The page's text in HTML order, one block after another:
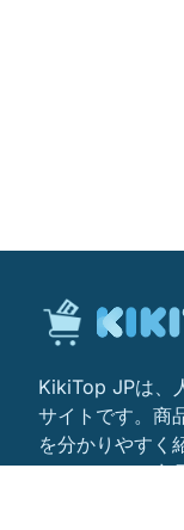
KikiTop JPは、
サイトです。商
を分かりやすく
にぴったりの商